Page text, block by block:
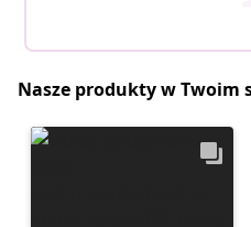
Nasze produkty w Twoim